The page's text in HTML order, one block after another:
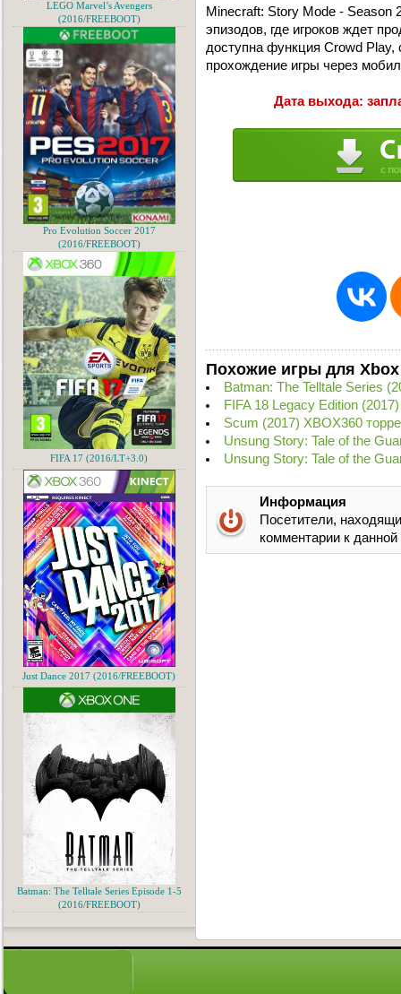
Minecraft: Story Mode - Season
эпизодов, где игроков ждет
доступна функция Crowd Play,
прохождение игры через
Дата выхода:
Похожие игры для Xbox
Batman: The Telltale Series
FIFA 18 Legacy Edition
Scum (2017) XBOX360
Unsung Story: Tale of the
Unsung Story: Tale of the
Информация
Посетители,
комментарии к
LEGO Marvel’s Avengers
(2016/FREEBOOT)
Pro Evolution Soccer 2017
(2016/FREEBOOT)
FIFA 17 (2016/LT+3.0)
Just Dance 2017 (2016/FREEBOOT)
Batman: The Telltale Series Episode 1-5
(2016/FREEBOOT)